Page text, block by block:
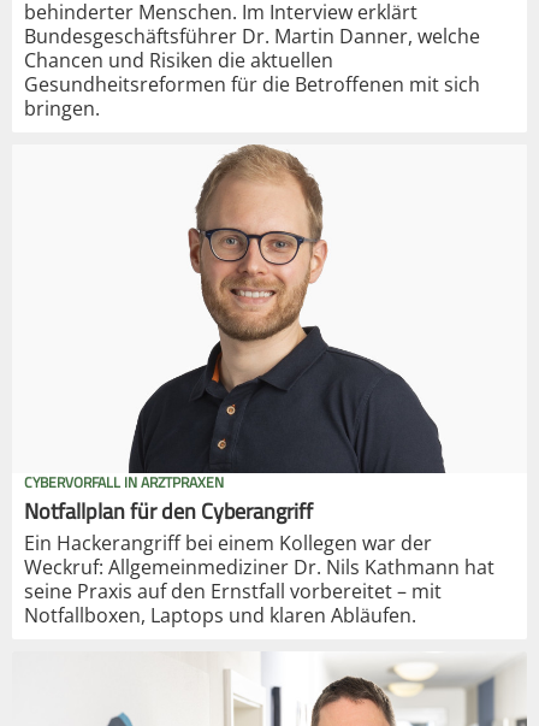
behinderter Menschen. Im Interview erklärt
Bundesgeschäftsführer Dr. Martin Danner, welche
Chancen und Risiken die aktuellen
Gesundheitsreformen für die Betroffenen mit sich
bringen.
CYBERVORFALL IN ARZTPRAXEN
Notfallplan für den Cyberangriff
Ein Hackerangriff bei einem Kollegen war der
Weckruf: Allgemeinmediziner Dr. Nils Kathmann hat
seine Praxis auf den Ernstfall vorbereitet – mit
Notfallboxen, Laptops und klaren Abläufen.